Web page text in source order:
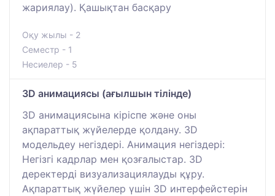
жариялау). Қашықтан басқару
Оқу жылы - 2
Семестр - 1
Несиелер - 5
3D анимациясы (ағылшын тілінде)
3D анимациясына кіріспе және оны
ақпараттық жүйелерде қолдану. 3D
модельдеу негіздері. Анимация негіздері:
Негізгі кадрлар мен қозғалыстар. 3D
деректерді визуализациялауды құру.
Ақпараттық жүйелер үшін 3D интерфейстерін